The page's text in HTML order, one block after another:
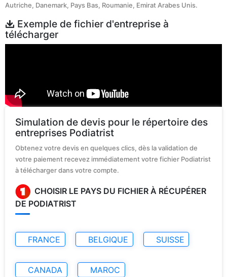
Autriche, Danemark, Pays Bas, Roumanie, Emirat Arabes Unis.
Exemple de fichier d'entreprise à
télécharger
Simulation de devis pour le répertoire des
entreprises Podiatrist
Obtenez votre devis en quelques clics, dès la validation de
votre paiement recevez immédiatement votre fichier Podiatrist
à télécharger dans votre compte.
CHOISIR LE PAYS DU FICHIER À RÉCUPÉRER
DE PODIATRIST
FRANCE BELGIQUE SUISSE
CANADA MAROC